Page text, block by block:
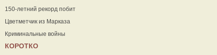
150-летний рекорд побит
Цветметчик из Марказа
Криминальные войны
КОРОТКО